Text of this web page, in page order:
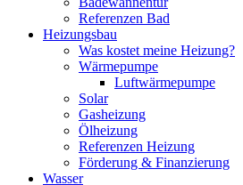
Referenzen Bad
Heizungsbau
Was kostet meine Heizung?
Wärmepumpe
Luftwärmepumpe
Solar
Gasheizung
Ölheizung
Referenzen Heizung
Förderung & Finanzierung
Wasser